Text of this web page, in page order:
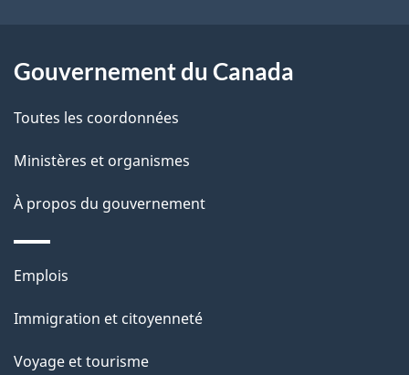
l
p
a
g
e
Gouvernement du Canada
Toutes les coordonnées
Ministères et organismes
À propos du gouvernement
Thèmes
sujets
Emplois
Immigration et citoyenneté
Voyage et tourisme